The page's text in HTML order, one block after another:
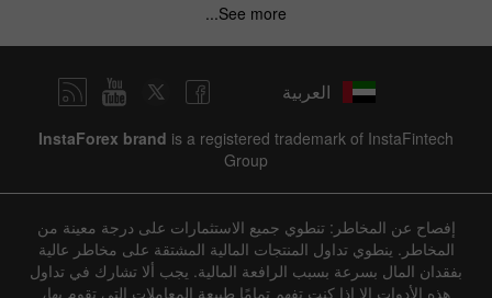
See more...
العربية
InstaForex brand is a registered trademark of InstaFintech
Group
إفصاح عن المخاطر: تنطوي جميع الاستثمارات على درجة معينة من
المخاطر. ينطوي تداول المنتجات المالية المشتقة على مخاطر عالية
بفقدان المال بسرعة بسبب الرافعة المالية. يجب ألا تشارك في تداول
هذه الأدوات إلا إذا كنت تفهم تمامًا طبيعة المعاملات التي تقوم بها،